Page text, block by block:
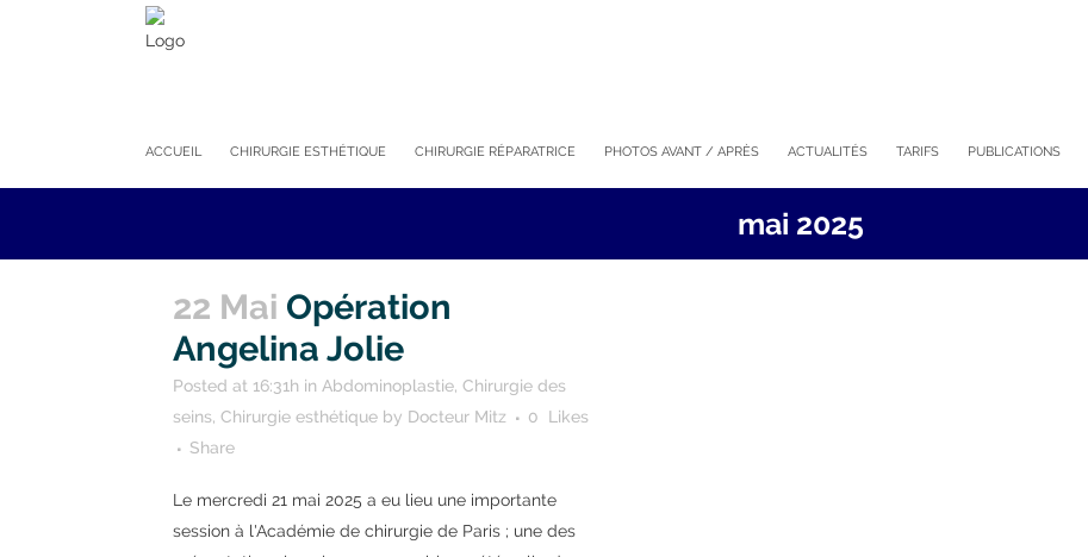
ACCUEIL CHIRURGIE ESTHÉTIQUE CHIRURGIE RÉPARATRICE PHOTOS AVANT / APRÈS ACTUALITÉS TARIFS PUBLICATIONS
mai 2025
22 Mai Opération
Angelina Jolie
Posted at 16:31h in Abdominoplastie, Chirurgie des
seins, Chirurgie esthétique by Docteur Mitz 0
Likes
Share
Le mercredi 21 mai 2025 a eu lieu une importante
session à l'Académie de chirurgie de Paris ; une des